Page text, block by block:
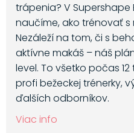
trápenia? V Supershape
naučíme, ako trénovať
Nezáleží na tom, či s
aktívne makáš – náš
level. To všetko počas
profi bežeckej trénerky,
ďalších odborníkov.
Viac info